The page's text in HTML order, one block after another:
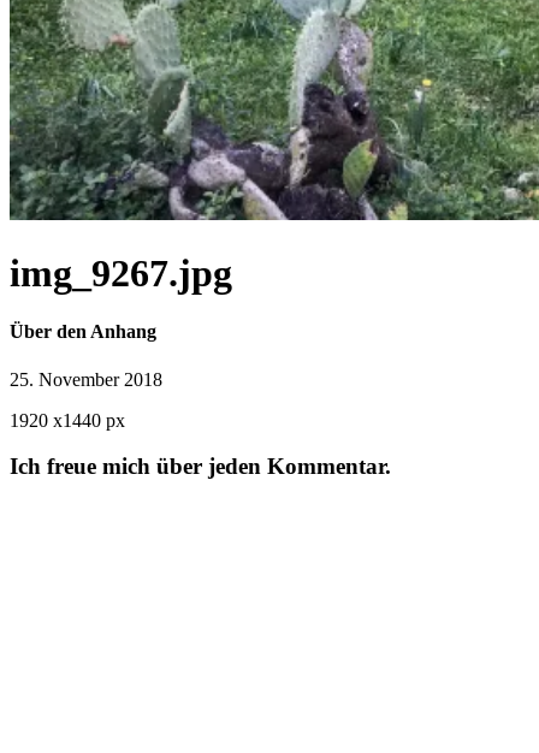
img_9267.jpg
Über den Anhang
25. November 2018
1920 x1440 px
Ich freue mich über jeden Kommentar.